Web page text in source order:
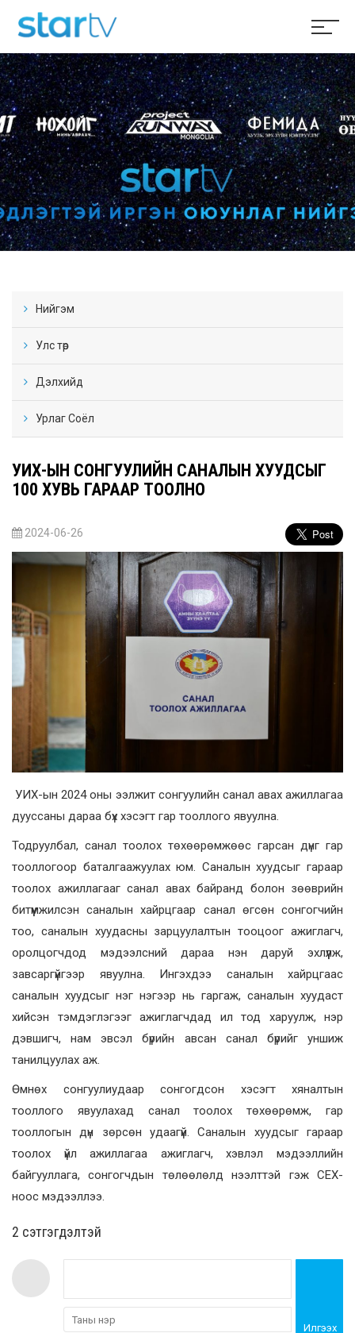
Нийгэм
Улс төр
Дэлхийд
Урлаг Соёл
УИХ-ЫН СОНГУУЛИЙН САНАЛЫН ХУУДСЫГ
100 ХУВЬ ГАРААР ТООЛНО
2024-06-26
УИХ-ын 2024 оны ээлжит сонгуулийн санал авах ажиллагаа
дууссаны дараа бүх хэсэгт гар тооллого явуулна.
Тодруулбал, санал тоолох төхөөрөмжөөс гарсан дүнг гар
тооллогоор баталгаажуулах юм. Саналын хуудсыг гараар
тоолох ажиллагааг санал авах байранд болон зөөврийн
битүүмжилсэн саналын хайрцгаар санал өгсөн сонгогчийн
тоо, саналын хуудасны зарцуулалтын тооцоог ажиглагч,
оролцогчдод мэдээлсний дараа нэн даруй эхлүүлж,
завсаргүйгээр явуулна. Ингэхдээ саналын хайрцгаас
саналын хуудсыг нэг нэгээр нь гаргаж, саналын хуудаст
хийсэн тэмдэглэгээг ажиглагчдад ил тод харуулж, нэр
дэвшигч, нам эвсэл бүрийн авсан санал бүрийг уншиж
танилцуулах аж.
Өмнөх сонгуулиудаар сонгогдсон хэсэгт хяналтын
тооллого явуулахад санал тоолох төхөөрөмж, гар
тооллогын дүн зөрсөн удаагүй. Саналын хуудсыг гараар
тоолох үйл ажиллагаа ажиглагч, хэвлэл мэдээллийн
байгууллага, сонгогчдын төлөөлөлд нээлттэй гэж СЕХ-
ноос мэдээллээ.
2 cэтгэгдэлтэй
Илгээх